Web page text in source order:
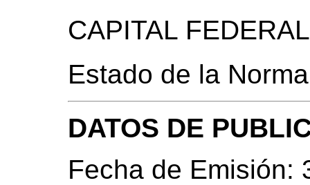
CAPITAL FEDERAL
Estado de la
DATOS DE
Fecha de Emisión: